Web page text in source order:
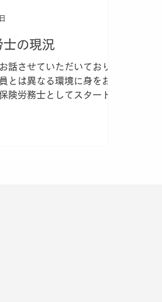
士の現況
話させていただいておりま
とは異なる環境に身をおき
険労務士としてスタート地